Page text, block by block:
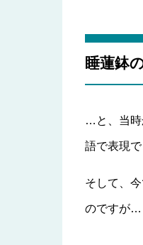
睡蓮鉢
…と、当時
語で表現
そして、
のですが…